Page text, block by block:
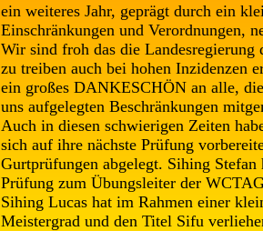
ein weiteres Jahr, geprägt durch ein
Einschränkungen und Verordnungen,
Wir sind froh das die
zu treiben auch bei hohen Inzidenzen
ein großes DANKESCHÖN an alle,
uns aufgelegten Beschränkungen
Auch in diesen schwierigen Zeiten
sich auf ihre nächste Prüfung
Gurtprüfungen abgelegt. Sihing
Prüfung zum Übungsleiter der
Sihing Lucas hat im Rahmen einer
Meistergrad und den Titel Sifu